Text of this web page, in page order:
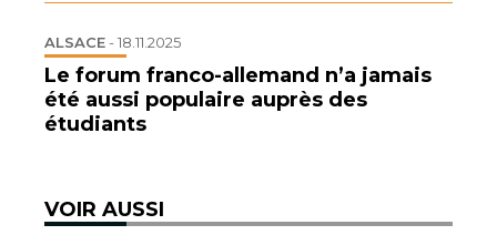
ALSACE-18.11.2025
Le forum franco-allemand n’a jamais
été aussi populaire auprès des
étudiants
VOIR AUSSI